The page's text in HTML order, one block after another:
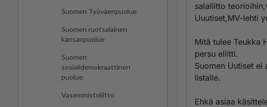
Suomen Työväenpuolue
Suomen ruotsalainen
kansanpuolue
Suomen
sosialidemokraattinen
puolue
Vasemmistoliitto
salaliitto
Uuutiset,MV-lehti
Mitä tulee Teukka
persu eliitti.
Suomen Uutiset
listalle.
Ehkä asiaa